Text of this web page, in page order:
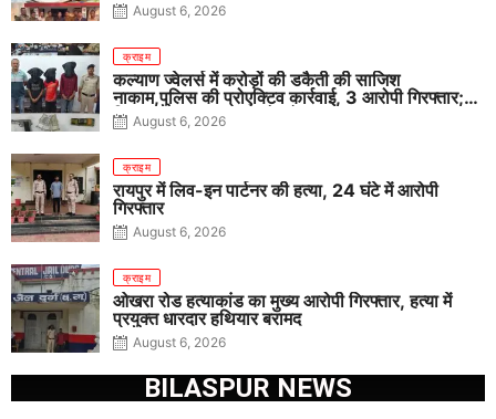
August 6, 2026
क्राइम
कल्याण ज्वेलर्स में करोड़ों की डकैती की साजिश
नाकाम,पुलिस की प्रोएक्टिव कार्रवाई, 3 आरोपी गिरफ्तार;
पिस्टल, कारतूस, चाकू और मोबाइल बरामद
August 6, 2026
क्राइम
रायपुर में लिव-इन पार्टनर की हत्या, 24 घंटे में आरोपी
गिरफ्तार
August 6, 2026
क्राइम
ओखरा रोड हत्याकांड का मुख्य आरोपी गिरफ्तार, हत्या में
प्रयुक्त धारदार हथियार बरामद
August 6, 2026
BILASPUR NEWS